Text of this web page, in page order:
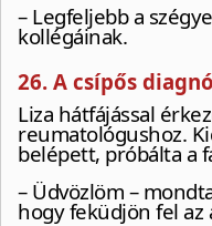
– Legfeljebb a
kollégáinak.
26. A csípős
Liza hátfájással
reumatológushoz.
belépett, próbálta a
– Üdvözlöm –
hogy feküdjön fel az